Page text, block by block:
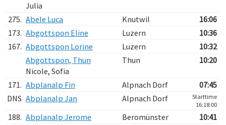
Julia
275. Abele Luca Knutwil
16:06
173. Abgottspon Eline Luzern
10:36
167. Abgottspon Lorine Luzern
10:32
Abgottspon, Thun
Nicole, Sofia
Thun 10:20
171. Abplanalp Fin Alpnach Dorf
07:45
DNS Abplanalp Jan Alpnach Dorf
Starttime
16:18:00
188. Abplanalp Jerome Beromünster
10:41